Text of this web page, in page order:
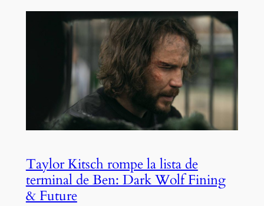
Taylor Kitsch rompe la lista de
terminal de Ben: Dark Wolf Fining
& Future